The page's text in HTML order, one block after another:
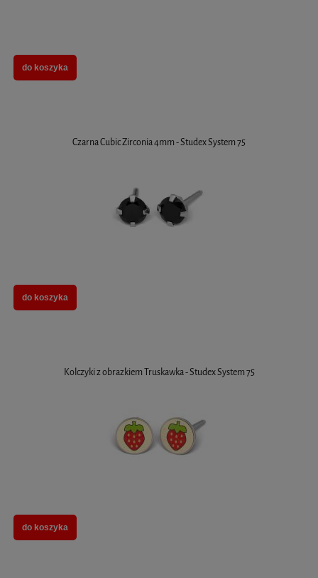
do koszyka
Czarna Cubic Zirconia 4mm - Studex System 75
do koszyka
Kolczyki z obrazkiem Truskawka - Studex System 75
do koszyka